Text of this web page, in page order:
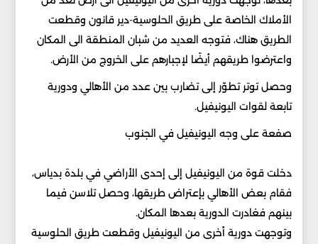
الأملاك الخاصة على طريق الحلوسية-دير قانون وقطعت
الطريق هناك، فتوجه العديد من شبان المنطقة الى المكان
واعترضوا طريقهم أيضًا لإجبارهم على الخروج من الأرض.
وحصل توتر تطوّر إلى تضارب بين عدد من الأهالي ودورية
تابعة لقوات اليونيفيل.
صفعة على وجه اليونيفيل في الجنوب
دخلت قوة من اليونيفيل إلى إحدى الأراضي في بلدة بدياس،
فقام بعض الأهالي بإعتراض طريقها، وحصل تلاسن فيما
بينهم فغادرت الدورية بعدها المكان.
وتوجهت دورية أخرى من اليونيفيل وقطعت طريق الحلوسية